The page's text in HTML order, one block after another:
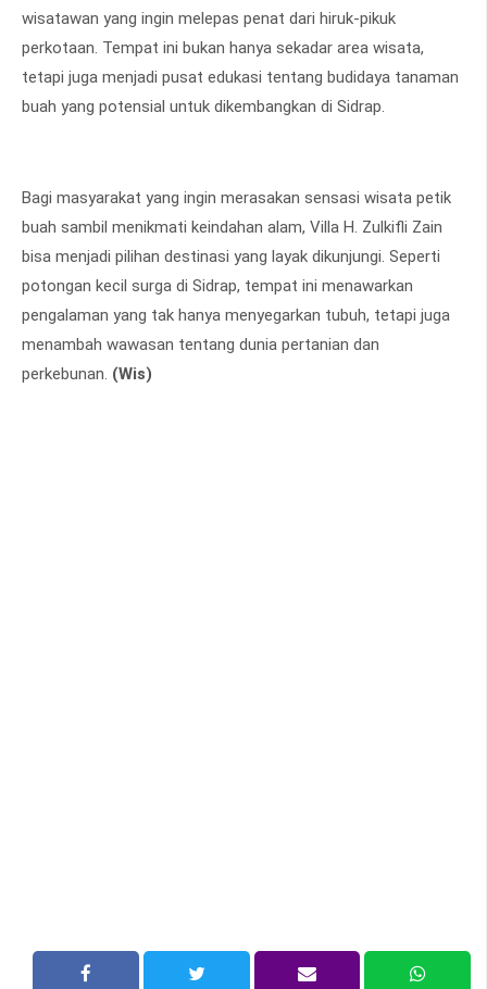
wisatawan yang ingin melepas penat dari hiruk-pikuk
perkotaan. Tempat ini bukan hanya sekadar area wisata,
tetapi juga menjadi pusat edukasi tentang budidaya tanaman
buah yang potensial untuk dikembangkan di Sidrap.
Bagi masyarakat yang ingin merasakan sensasi wisata petik
buah sambil menikmati keindahan alam, Villa H. Zulkifli Zain
bisa menjadi pilihan destinasi yang layak dikunjungi. Seperti
potongan kecil surga di Sidrap, tempat ini menawarkan
pengalaman yang tak hanya menyegarkan tubuh, tetapi juga
menambah wawasan tentang dunia pertanian dan
perkebunan. (Wis)